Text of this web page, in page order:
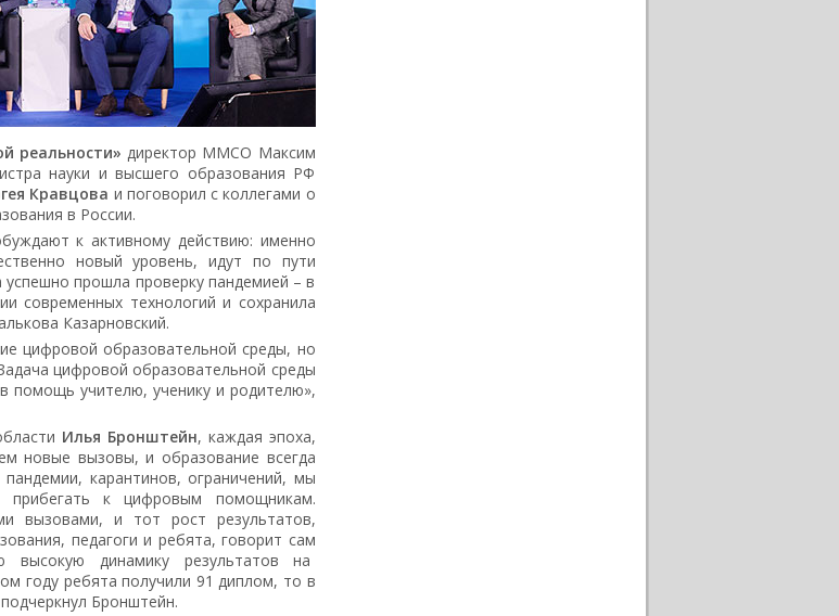
реальности» директор ММСО Максим
науки и высшего образования РФ
Кравцова и поговорил с коллегами о
в России.
к активному действию: именно
новый уровень, идут по пути
прошла проверку пандемией – в
современных технологий и сохранила
Казарновский.
цифровой образовательной среды, но
цифровой образовательной среды
помощь учителю, ученику и родителю»,
Илья Бронштейн, каждая эпоха,
новые вызовы, и образование всегда
карантинов, ограничений, мы
к цифровым помощникам.
вызовами, и тот рост результатов,
педагоги и ребята, говорит сам
динамику результатов на
году ребята получили 91 диплом, то в
Бронштейн.